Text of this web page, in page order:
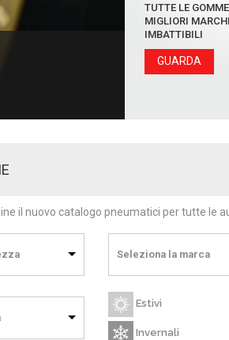
TUTTE LE
MIGLIORI
IMBATTIBILI
GUARDA
il nuovo catalogo pneumatici per tutte le
Seleziona la marca
Estivi
Invernali